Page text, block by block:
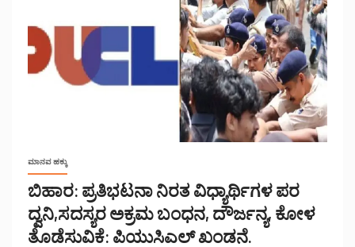
ಮಾನವ ಹಕ್ಕು
ಬಿಹಾರ: ಪ್ರತಿಭಟನಾ ನಿರತ ವಿಧ್ಯಾರ್ಥಿಗಳ ಪರ
ದ್ವನಿ,ಸದಸ್ಯರ ಅಕ್ರಮ ಬಂಧನ, ದೌರ್ಜನ್ಯ, ಕೋಳ
ತೊಡೆಸುವಿಕೆ: ಪಿಯುಸಿಎಲ್ ಖಂಡನೆ.